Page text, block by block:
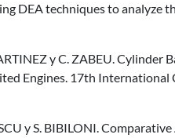
DEA techniques to analyze
y C. ZABEU.
Engines. 17th International
y S. BIBILONI.